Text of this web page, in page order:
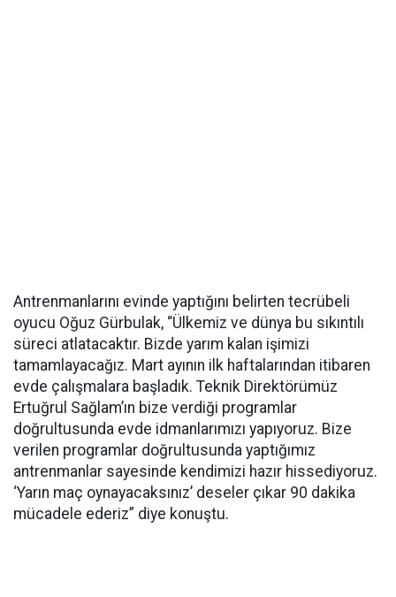
Antrenmanlarını evinde yaptığını belirten tecrübeli
oyucu Oğuz Gürbulak, “Ülkemiz ve dünya bu sıkıntılı
süreci atlatacaktır. Bizde yarım kalan işimizi
tamamlayacağız. Mart ayının ilk haftalarından itibaren
evde çalışmalara başladık. Teknik Direktörümüz
Ertuğrul Sağlam’ın bize verdiği programlar
doğrultusunda evde idmanlarımızı yapıyoruz. Bize
verilen programlar doğrultusunda yaptığımız
antrenmanlar sayesinde kendimizi hazır hissediyoruz.
‘Yarın maç oynayacaksınız’ deseler çıkar 90 dakika
mücadele ederiz” diye konuştu.